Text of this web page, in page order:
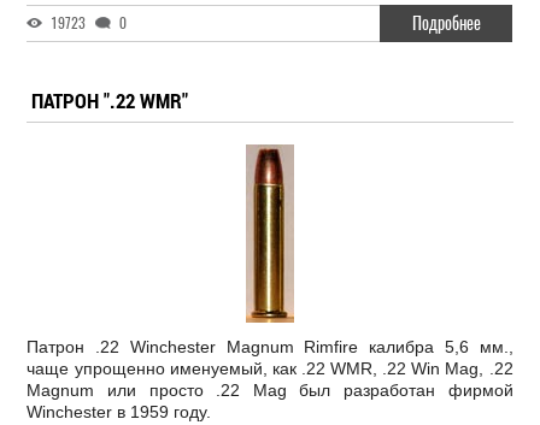
19723 0 Подробнее
ПАТРОН ".22 WMR"
Патрон .22 Winchester Magnum Rimfire калибра 5,6 мм.,
чаще упрощенно именуемый, как .22 WMR, .22 Win Mag, .22
Magnum или просто .22 Mag был разработан фирмой
Winchester в 1959 году.